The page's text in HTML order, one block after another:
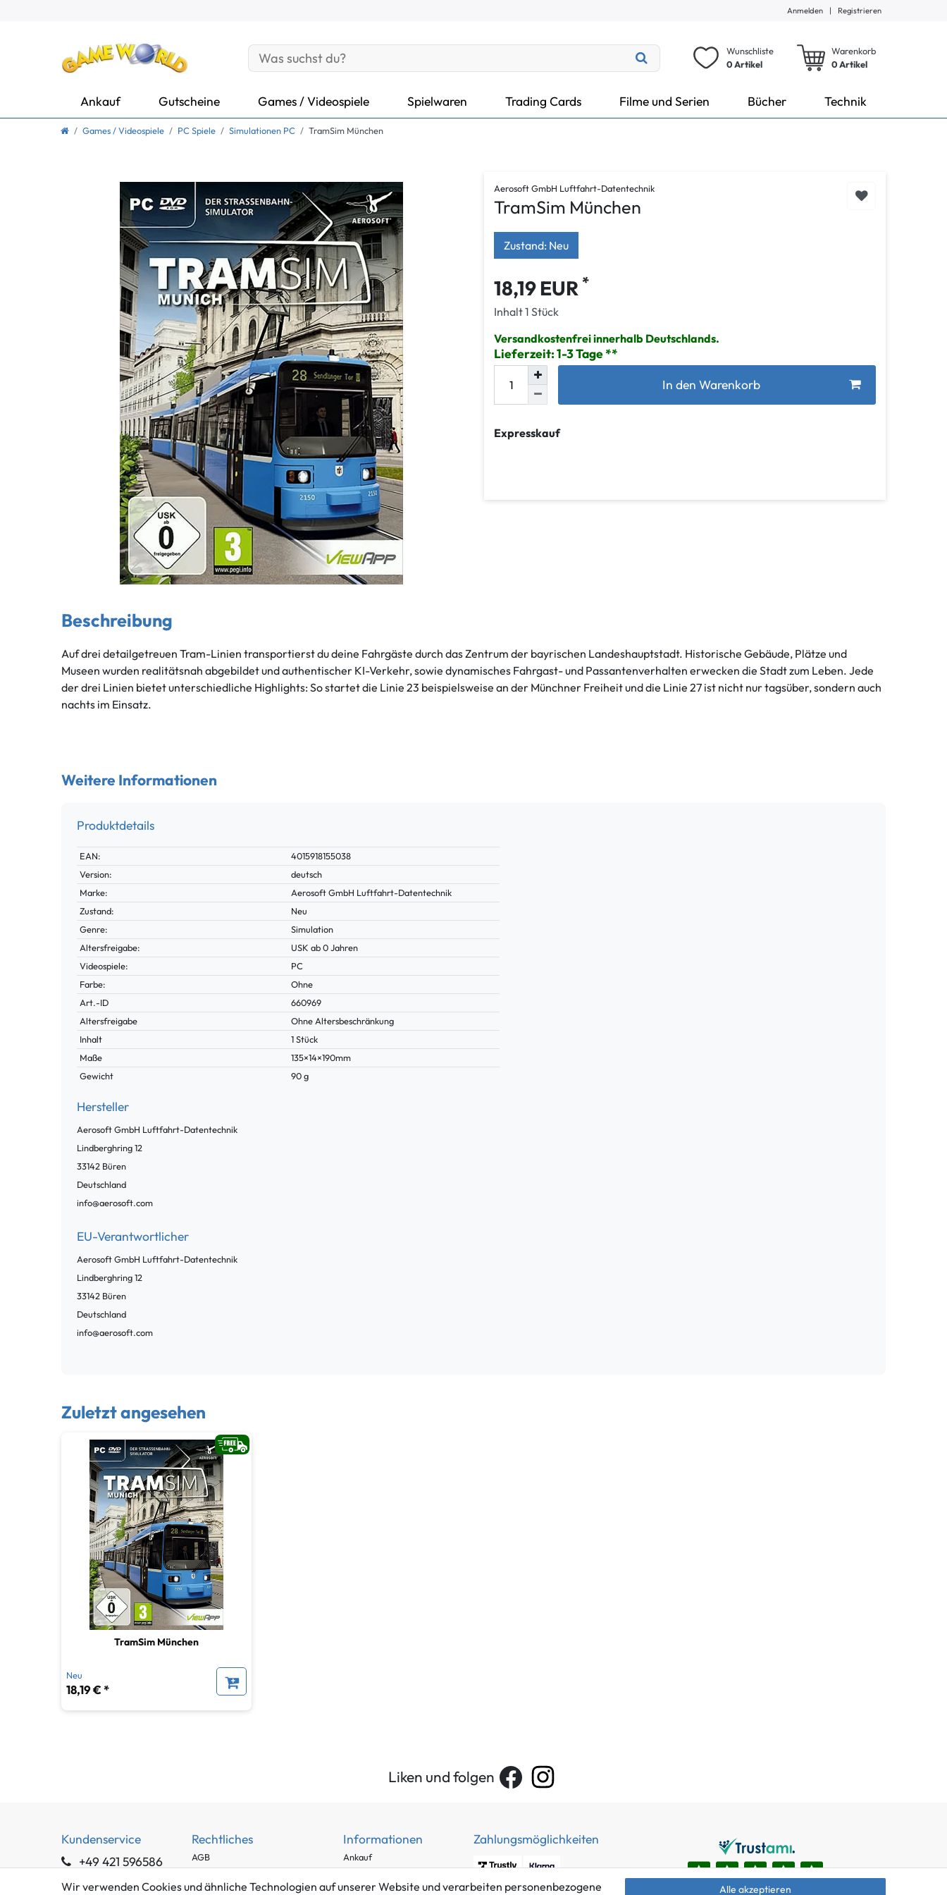
Anmelden | Registrieren
Wunschliste
0 Artikel
Warenkorb
0Artikel
Ankauf Gutscheine Games / Videospiele Spielwaren Trading Cards Filme und Serien Bücher Technik
Games / Videospiele PC Spiele Simulationen PC TramSim München
Aerosoft GmbH Luftfahrt-Datentechnik
TramSim München
Zustand: Neu
18,19 EUR *
Inhalt1 Stück
Versandkostenfrei innerhalb Deutschlands.
Lieferzeit: 1-3 Tage
In den Warenkorb
Expresskauf
Beschreibung
Auf drei detailgetreuen Tram-Linien transportierst du deine Fahrgäste durch das Zentrum der bayrischen Landeshauptstadt. Historische Gebäude, Plätze und
Museen wurden realitätsnah abgebildet und authentischer KI-Verkehr, sowie dynamisches Fahrgast- und Passantenverhalten erwecken die Stadt zum Leben. Jede
der drei Linien bietet unterschiedliche Highlights: So startet die Linie 23 beispielsweise an der Münchner Freiheit und die Linie 27 ist nicht nur tagsüber, sondern auch
nachts im Einsatz.
Weitere Informationen
Produktdetails
Technisches
Merkmal
Wert
EAN:
4015918155038
Version:
deutsch
Marke:
Aerosoft GmbH Luftfahrt-Datentechnik
Zustand:
Neu
Genre:
Simulation
Altersfreigabe:
USK ab 0 Jahren
Videospiele:
PC
Farbe:
Ohne
Technisches
Merkmal
Wert
Art.-ID
660969
Altersfreigabe
Ohne Altersbeschränkung
Inhalt
1 Stück
Maße
135×14×190mm
Gewicht
90 g
Hersteller
Aerosoft GmbH Luftfahrt-Datentechnik
Lindberghring12
33142 Büren
Deutschland
info@aerosoft.com
EU-Verantwortlicher
Aerosoft GmbH Luftfahrt-Datentechnik
Lindberghring12
33142 Büren
Deutschland
info@aerosoft.com
Zuletzt angesehen
TramSim München
Neu
18,19 € *
Liken und folgen
Kundenservice
+49 421 596586
Rechtliches
AGB
Informationen
Ankauf
Zahlungsmöglichkeiten
Wir verwenden Cookies und ähnliche Technologien auf unserer Website und verarbeiten personenbezogene Alle akzeptieren